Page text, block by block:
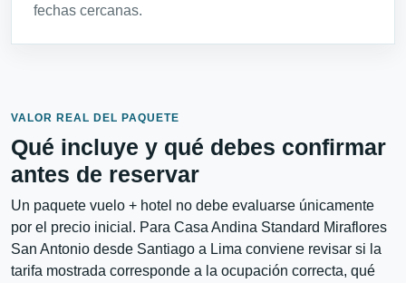
fechas cercanas.
VALOR REAL DEL PAQUETE
Qué incluye y qué debes confirmar
antes de reservar
Un paquete vuelo + hotel no debe evaluarse únicamente
por el precio inicial. Para Casa Andina Standard Miraflores
San Antonio desde Santiago a Lima conviene revisar si la
tarifa mostrada corresponde a la ocupación correcta, qué